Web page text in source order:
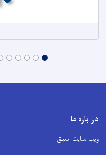
در باره ما
ویب سایت اسبق